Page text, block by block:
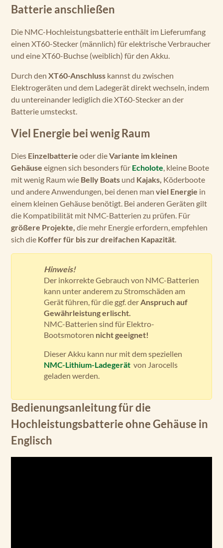
Batterie anschließen
Die NMC-Hochleistungsbatterie enthält im Lieferumfang
einen XT60-Stecker (männlich) für elektrische Verbraucher
und eine XT60-Buchse (weiblich) für den Akku.
Durch den XT60-Anschluss kannst du zwischen
Elektrogeräten und dem Ladegerät direkt wechseln, indem
du untereinander lediglich die XT60-Stecker an der
Batterie umsteckst.
Viel Energie bei wenig Raum
Dies Einzelbatterie oder dieVariante im kleinen
Gehäuse eignen sich besonders für Echolote, kleine Boote
mit wenig Raum wie Belly Boats und Kajaks, Köderboote
und andere Anwendungen, bei denen man viel Energie in
einem kleinen Gehäuse benötigt. Bei anderen Geräten gilt
die Kompatibilität mit NMC-Batterien zu prüfen. Für
größere Projekte, die mehr Energie erfordern, empfehlen
sich die Koffer für bis zur dreifachen Kapazität.
Hinweis!
Der inkorrekte Gebrauch von NMC-Batterien
kann unter anderem zu Stromschäden am
Gerät führen, für die ggf. derAnspruch auf
Gewährleistung erlischt.
NMC-Batterien sind für Elektro-
Bootsmotoren nicht geeignet!
Dieser Akku kann nur mit dem speziellen
NMC-Lithium-Ladegerät von Jarocells
geladen werden.
Bedienungsanleitung für die
Hochleistungsbatterie ohne Gehäuse in
Englisch